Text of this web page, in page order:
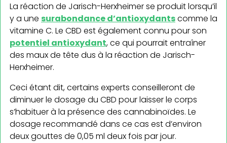
La réaction de Jarisch-Herxheimer se produit lorsqu’il
y a une surabondance d’antioxydantscomme la
vitamine C. Le CBD est également connu pour son
potentiel antioxydant, ce qui pourrait entraîner
des maux de tête dus à la réaction de Jarisch-
Herxheimer.
Ceci étant dit, certains experts conseilleront de
diminuer le dosage du CBD pour laisser le corps
s’habituer à la présence des cannabinoïdes. Le
dosage recommandé dans ce cas est d’environ
deux gouttes de 0,05 ml deux fois par jour.